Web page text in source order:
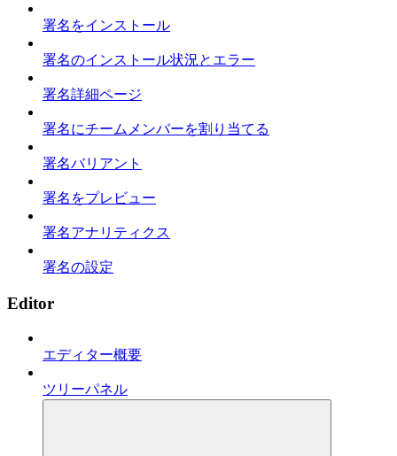
署名をインストール
署名のインストール状況とエラー
署名詳細ページ
署名にチームメンバーを割り当てる
署名バリアント
署名をプレビュー
署名アナリティクス
署名の設定
Editor
エディター概要
ツリーパネル